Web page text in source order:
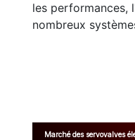
les performances,
nombreux
Marché des servovalves